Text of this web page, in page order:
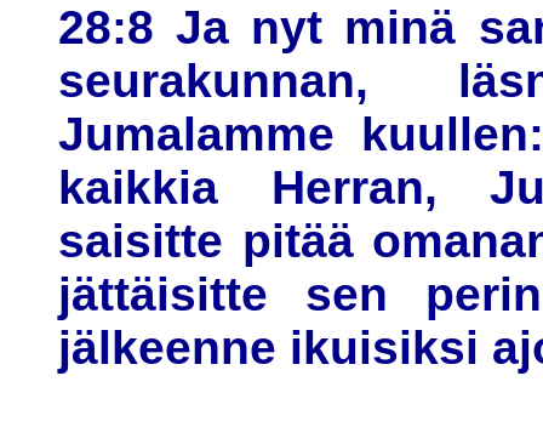
28:8 Ja nyt minä
seurakunnan,
Jumalamme
kaikkia Herran,
saisitte pitää
jättäisitte sen
jälkeenne ikuisiksi